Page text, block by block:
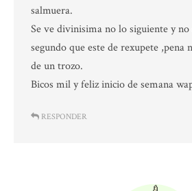
salmuera.
Se ve divinisima no lo siguiente y
segundo que este de rexupete ,pena
de un trozo.
Bicos mil y feliz inicio de semana
RESPONDER